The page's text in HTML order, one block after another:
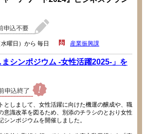
曜日）から 毎日 産業振興課
まシンポジウム -女性活躍2025-」を
しまして、女性活躍に向けた機運の醸成や、職
意識改革を図るため、別添のチラシのとおり女性
ンポジウムを開催しました。